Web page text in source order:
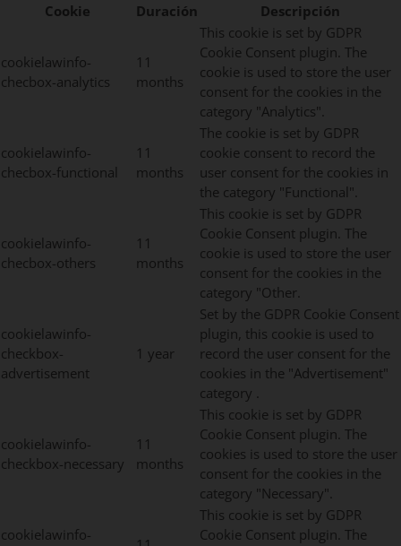
Cookie
Duración Descripción
cookielawinfo-
checbox-analytics
11
months
This cookie is set by GDPR
Cookie Consent plugin. The
cookie is used to store the user
consent for the cookies in the
category "Analytics".
cookielawinfo-
checbox-functional
11
months
The cookie is set by GDPR
cookie consent to record the
user consent for the cookies in
the category "Functional".
cookielawinfo-
checbox-others
11
months
This cookie is set by GDPR
Cookie Consent plugin. The
cookie is used to store the user
consent for the cookies in the
category "Other.
cookielawinfo-
checkbox-
advertisement
1 year
Set by the GDPR Cookie Consent
plugin, this cookie is used to
record the user consent for the
cookies in the "Advertisement"
category .
cookielawinfo-
checkbox-necessary
11
months
This cookie is set by GDPR
Cookie Consent plugin. The
cookies is used to store the user
consent for the cookies in the
category "Necessary".
cookielawinfo-
This cookie is set by GDPR
Cookie Consent plugin. The